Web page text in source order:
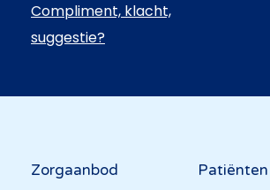
Compliment, klacht,
suggestie?
Hoofdnavigatie
Zorgaanbod Patiënten